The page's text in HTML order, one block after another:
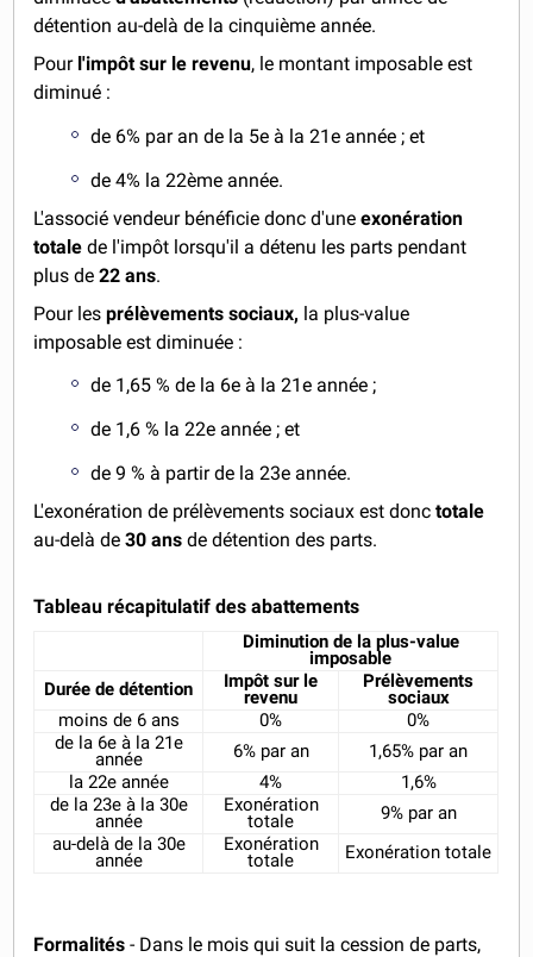
détention au-delà de la cinquième année.
Pour l'impôt sur le revenu, le montant imposable est
diminué :
de 6% par an de la 5e à la 21e année ; et
de 4% la 22ème année.
L'associé vendeur bénéficie donc d'uneexonération
totale de l'impôt lorsqu'il a détenu les parts pendant
plus de22 ans.
Pour les prélèvements sociaux, la plus-value
imposable est diminuée :
de 1,65 % de la 6e à la 21e année ;
de 1,6 % la 22e année ; et
de 9 % à partir de la 23e année.
L'exonération de prélèvements sociaux est donctotale
au-delà de30 ans de détention des parts.
Tableau récapitulatif des abattements
Diminution de la plus-value
imposable
Durée de détention
Impôt sur le
revenu
Prélèvements
sociaux
moins de 6 ans
0%
0%
de la 6e à la 21e
année
6% par an
1,65% par an
la 22e année
4%
1,6%
de la 23e à la 30e
année
Exonération
totale
9% par an
au-delà de la 30e
année
Exonération
totale
Exonération totale
Formalités - Dans le mois qui suit la cession de parts,